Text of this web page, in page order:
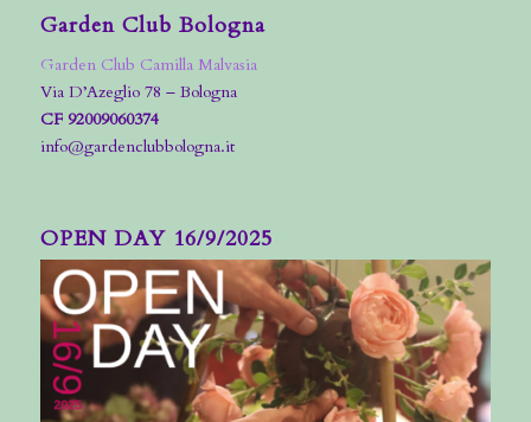
Garden Club Bologna
Garden Club Camilla Malvasia
Via D’Azeglio 78 – Bologna
CF 92009060374
info@gardenclubbologna.it
OPEN DAY 16/9/2025